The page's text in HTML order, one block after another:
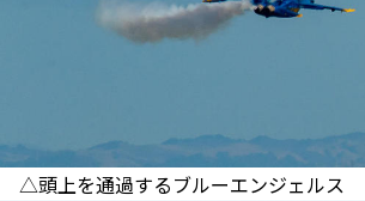
△頭上を通過するブルーエンジェルス